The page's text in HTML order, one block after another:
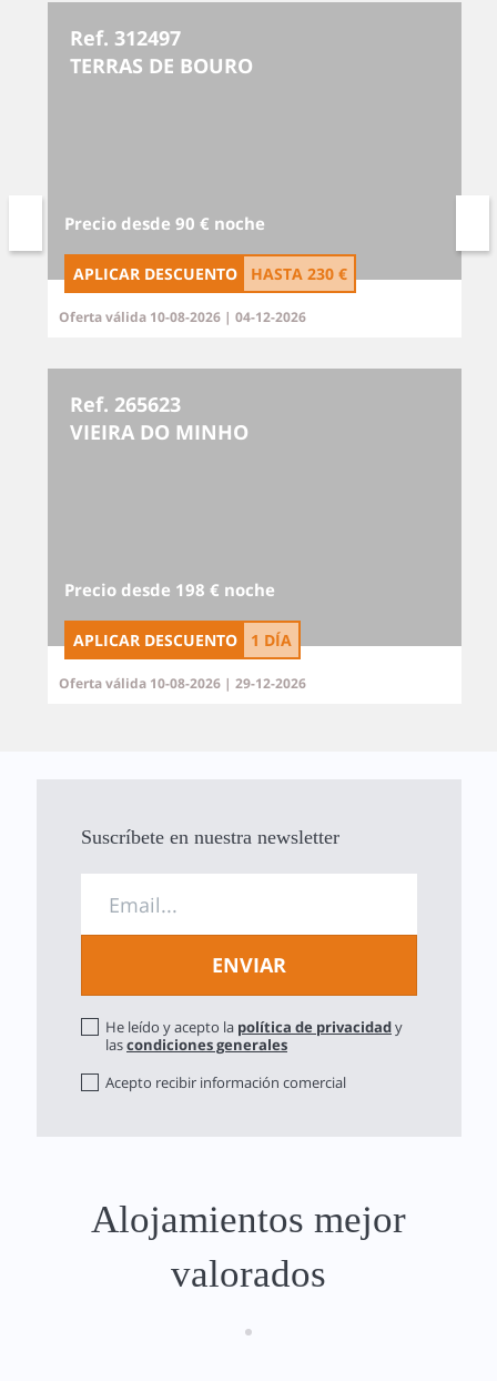
Ref. 312497
TERRAS DE BOURO
Precio desde 90 € noche
Oferta válida 10-08-2026 | 04-12-2026
APLICAR DESCUENTO HASTA 230 €
Ref. 265623
VIEIRA DO MINHO
Precio desde 198 € noche
Oferta válida 10-08-2026 | 29-12-2026
APLICAR DESCUENTO 1 DÍA
Suscríbete en nuestra newsletter
He leído y acepto la política de privacidady
lascondiciones generales
Acepto recibir información comercial
Alojamientos mejor
valorados